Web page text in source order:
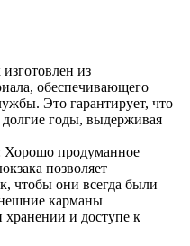
из
обеспечивающего
Это гарантирует, что
годы, выдерживая
Хорошо продуманное
позволяет
чтобы они всегда были
карманы
хранении и доступе к